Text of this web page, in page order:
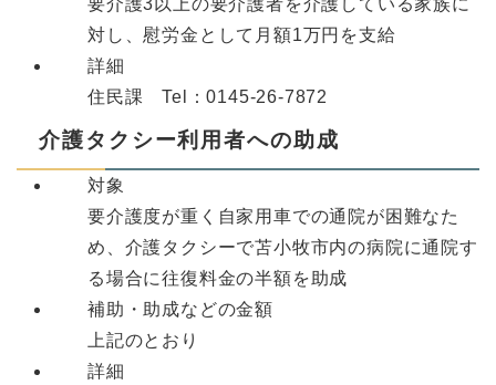
要介護3以上の要介護者を介護している家族に
対し、慰労金として月額1万円を支給
詳細
住民課 Tel：0145-26-7872
介護タクシー利用者への助成
対象
要介護度が重く自家用車での通院が困難なた
め、介護タクシーで苫小牧市内の病院に通院す
る場合に往復料金の半額を助成
補助・助成などの金額
上記のとおり
詳細